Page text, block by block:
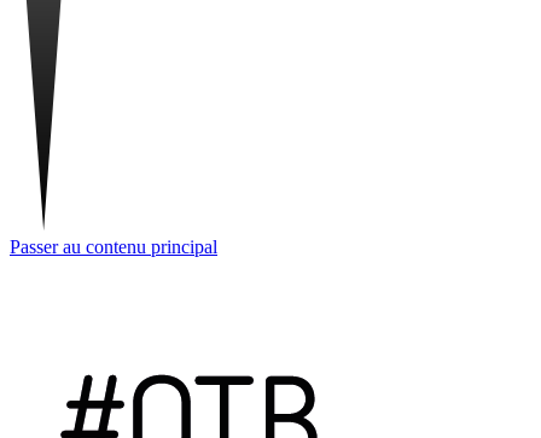
Passer au contenu principal